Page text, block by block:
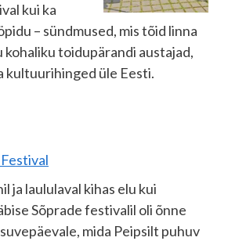
kui ka
– sündmused, mis tõid linna
kohaliku toidupärandi austajad,
kultuurihinged üle Eesti.
ja laululaval kihas elu kui
Sõprade festivalil oli õnne
mida Peipsilt puhuv